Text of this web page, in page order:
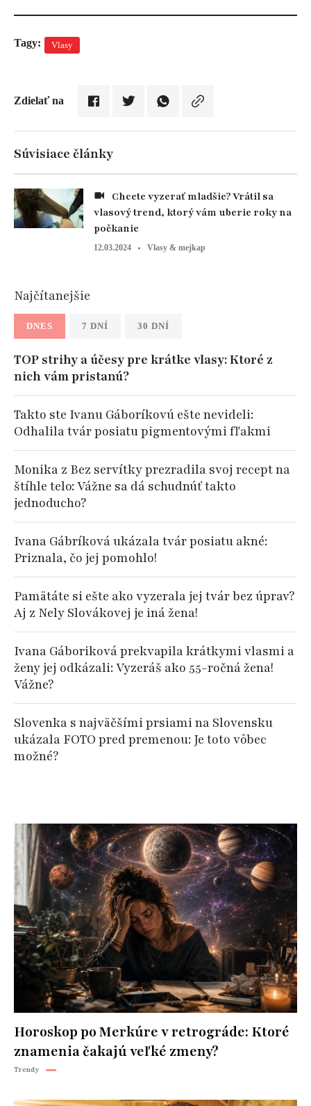
Tagy: Vlasy
Zdielať na
Súvisiace články
vlasový trend, ktorý vám uberie roky na
počkanie
12.03.2024 Vlasy & mejkap
Najčítanejšie
DNES 7 DNÍ 30 DNÍ
TOP strihy a účesy pre krátke vlasy: Ktoré z
nich vám pristanú?
Takto ste Ivanu Gáboríkovú ešte nevideli:
Odhalila tvár posiatu pigmentovými fľakmi
Monika z Bez servítky prezradila svoj recept na
štíhle telo: Vážne sa dá schudnúť takto
jednoducho?
Ivana Gábríková ukázala tvár posiatu akné:
Priznala, čo jej pomohlo!
Pamätáte si ešte ako vyzerala jej tvár bez úprav?
Aj z Nely Slovákovej je iná žena!
Ivana Gáboriková prekvapila krátkymi vlasmi a
ženy jej odkázali: Vyzeráš ako 55-ročná žena!
Vážne?
Slovenka s najväčšími prsiami na Slovensku
ukázala FOTO pred premenou: Je toto vôbec
možné?
Horoskop po Merkúre v retrográde: Ktoré
znamenia čakajú veľké zmeny?
Trendy